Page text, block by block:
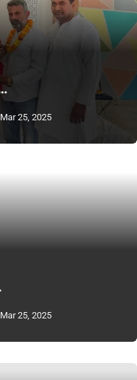
Mar 25, 2025
Mar 25, 2025